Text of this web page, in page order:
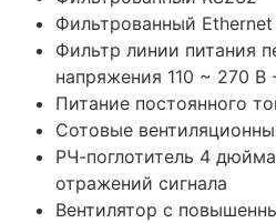
Фильтрованный Ethernet
Фильтр линии питания
напряжения 110 ~ 270 В
Питание постоянного
Сотовые
РЧ-поглотитель 4
отражений сигнала
Вентилятор с